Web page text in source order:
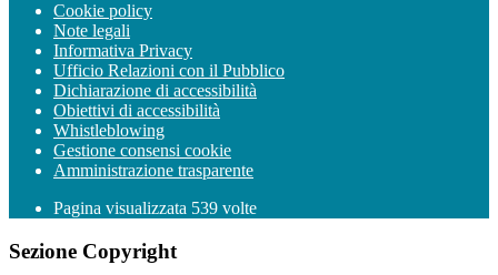
Cookie policy
Note legali
Informativa Privacy
Ufficio Relazioni con il Pubblico
Dichiarazione di accessibilità
Obiettivi di accessibilità
Whistleblowing
Gestione consensi cookie
Amministrazione trasparente
Pagina visualizzata 539 volte
Sezione Copyright